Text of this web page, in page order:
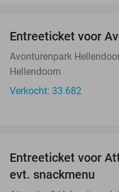
Entreeticket voor
Avonturenpark
Hellendoorn
Verkocht: 33.682
Entreeticket voor
evt. snackmenu